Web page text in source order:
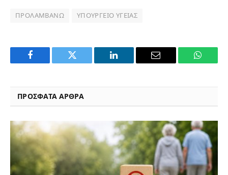
ΠΡΟΛΑΜΒΑΝΩ ΥΠΟΥΡΓΕΊΟ ΥΓΕΊΑΣ
Facebook Twitter LinkedIn Email
ΠΡΟΣΦΑΤΑ ΑΡΘΡΑ